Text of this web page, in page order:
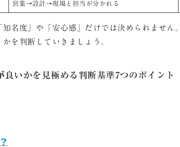
営業→設計→現場と担当が分かれる
名度」や「安心感」だけでは決められません。
を判断していきましょう。
良いかを見極める判断基準7つのポイント